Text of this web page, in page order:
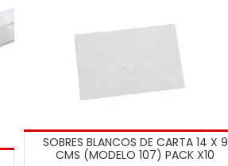
SOBRES BLANCOS DE CARTA 14 X 9
CMS (MODELO 107) PACK X10